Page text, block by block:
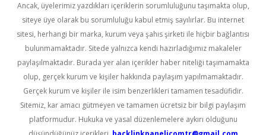
Ancak, üyelerimiz yazdıkları içeriklerin sorumluluğunu taşımakta olup,
siteye üye olarak bu sorumluluğu kabul etmiş sayılırlar. Bu internet
sitesi, herhangi bir marka, kurum veya şahıs şirketi ile hiçbir bağlantısı
bulunmamaktadır. Sitede yalnızca kendi hazırladığımız makaleler
paylaşılmaktadır. Burada yer alan içerikler haber niteliği taşımamakta
olup, gerçek kurum ve kişiler hakkında paylaşım yapılmamaktadır.
Gerçek kurum ve kişiler ile isim benzerlikleri tamamen tesadüfidir.
Sitemiz, kar amacı gütmeyen ve tamamen ücretsiz bir bilgi paylaşım
platformudur. Hukuka ve yasal düzenlemelere aykırı olduğunu